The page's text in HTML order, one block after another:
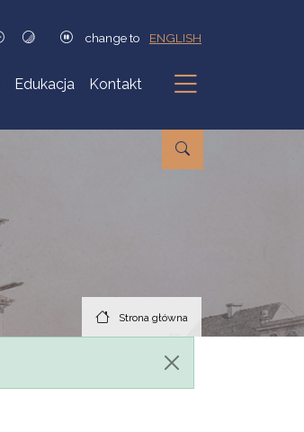
change to ENGLISH
Edukacja Kontakt
Podmenu
Strona główna